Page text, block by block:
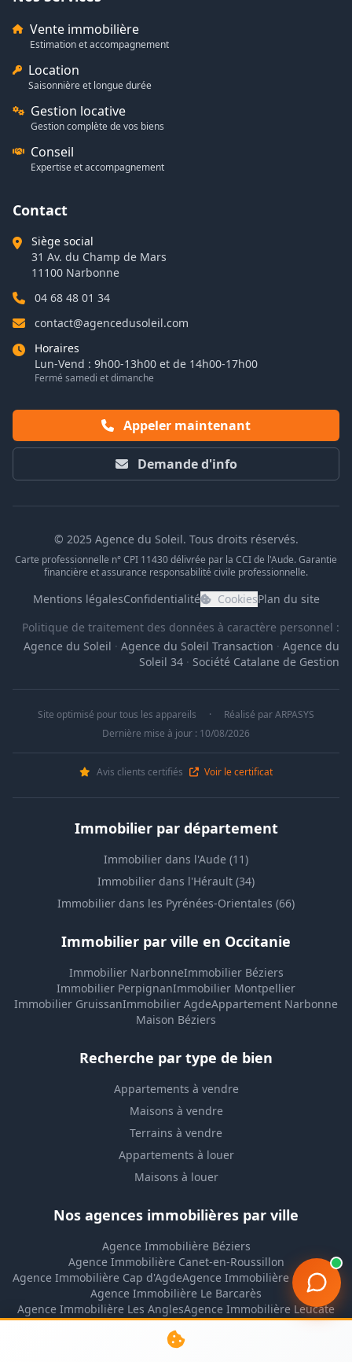
Vente immobilière
Estimation et accompagnement
Location
Saisonnière et longue durée
Gestion locative
Gestion complète de vos biens
Conseil
Expertise et accompagnement
Contact
Siège social
31 Av. du Champ de Mars
11100 Narbonne
04 68 48 01 34
contact@agencedusoleil.com
Horaires
Lun-Vend : 9h00-13h00 et de 14h00-17h00
Fermé samedi et dimanche
Appeler maintenant
Demande d'info
© 2025 Agence du Soleil. Tous droits réservés.
Carte professionnelle n° CPI 11430 délivrée par la CCI de l'Aude. Garantie
financière et assurance responsabilité civile professionnelle.
Mentions légalesConfidentialité CookiesPlan du site
Politique de traitement des données à caractère personnel :
Agence du Soleil · Agence du Soleil Transaction · Agence du
Soleil 34 · Société Catalane de Gestion
Site optimisé pour tous les appareils · Réalisé parARPASYS
Dernière mise à jour : 10/08/2026
Avis clients certifiés Voir le certificat
Immobilier par département
Immobilier dans l'Aude (11)
Immobilier dans l'Hérault (34)
Immobilier dans les Pyrénées-Orientales (66)
Immobilier par ville en Occitanie
Immobilier NarbonneImmobilier Béziers
Immobilier PerpignanImmobilier Montpellier
Immobilier GruissanImmobilier AgdeAppartement Narbonne
Maison Béziers
Recherche par type de bien
Appartements à vendre
Maisons à vendre
Terrains à vendre
Appartements à louer
Maisons à louer
Nos agences immobilières par ville
Agence Immobilière Béziers
Agence Immobilière Canet-en-Roussillon
Agence Immobilière Cap d'AgdeAgence Immobilière Gruissan
Agence Immobilière Le Barcarès
Agence Immobilière Les AnglesAgence Immobilière Leucate
Agence Immobilière Lézignan-Corbières
Agence Immobilière Montpellier